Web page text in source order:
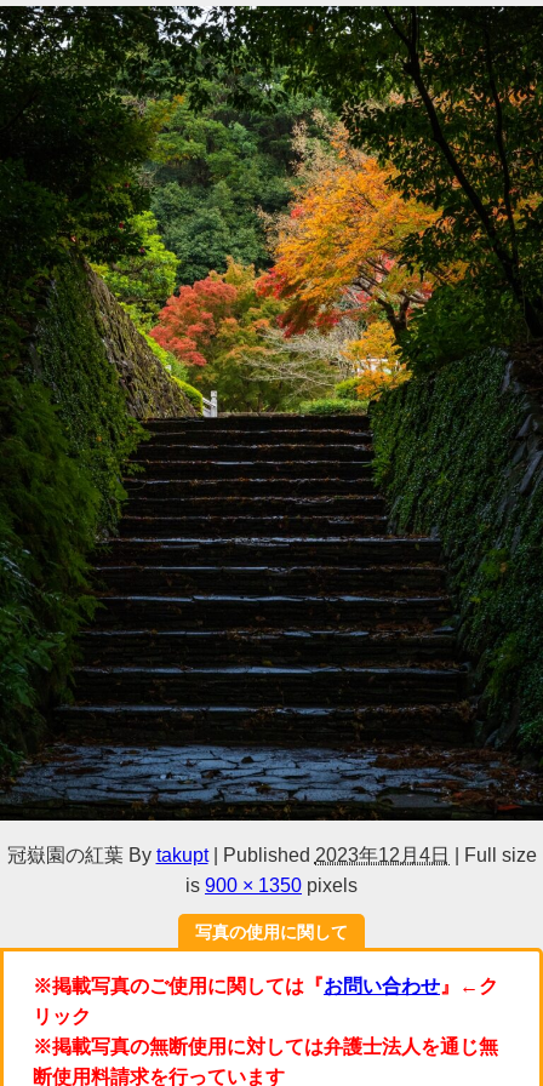
冠嶽園の紅葉 By takupt Published 2023年12月4日
Full size
is 900 × 1350 pixels
写真の使用に関して
※掲載写真のご使用に関しては『お問い合わせ 』←ク
リック
※掲載写真の無断使用に対しては弁護士法人を通じ無
断使用料請求を行っています